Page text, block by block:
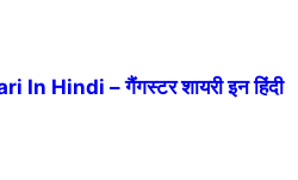
Hindi – गैंगस्टर शायरी इन हिंदी